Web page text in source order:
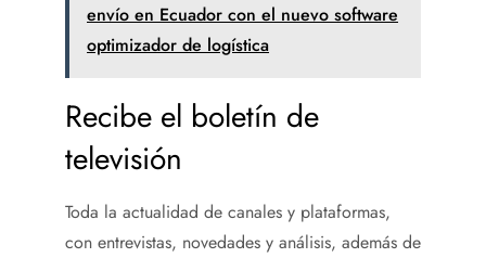
envío en Ecuador con el nuevo software
optimizador de logística
Recibe el boletín de
televisión
Toda la actualidad de canales y plataformas,
con entrevistas, novedades y análisis, además de